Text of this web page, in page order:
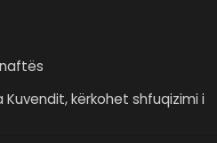
kërkohet shfuqizimi i